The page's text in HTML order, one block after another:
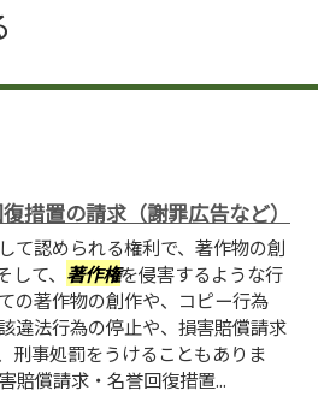
措置の請求（謝罪広告など）
て認められる権利で、著作物の創
て、 著作権を侵害するような行
の著作物の創作や、コピー行為
違法行為の停止や、損害賠償請求
刑事処罰をうけることもありま
賠償請求・名誉回復措置...